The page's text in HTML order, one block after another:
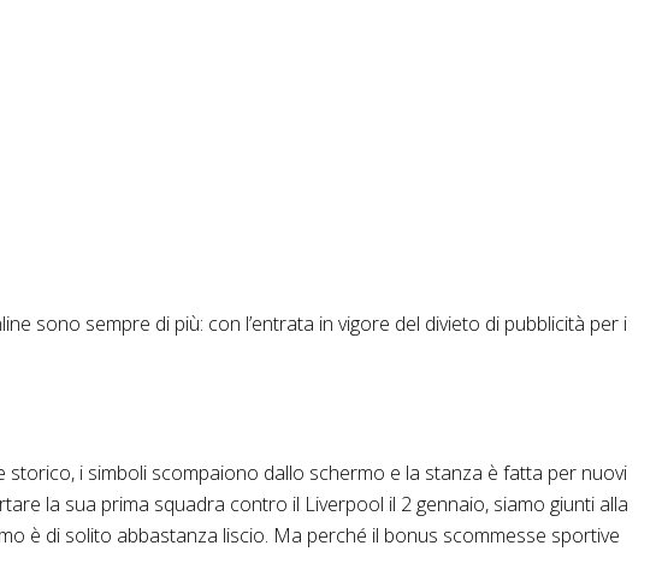
sono sempre di più: con l’entrata in vigore del divieto di pubblicità per i
i simboli scompaiono dallo schermo e la stanza è fatta per nuovi
la sua prima squadra contro il Liverpool il 2 gennaio, siamo giunti alla
è di solito abbastanza liscio. Ma perché il bonus scommesse sportive